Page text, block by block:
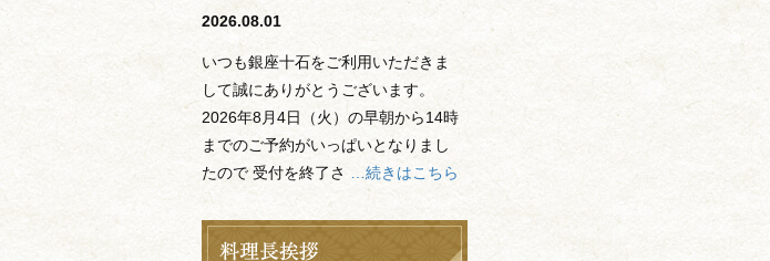
2026.08.01
いつも銀座十石をご利用いただきま
して誠にありがとうございます。
2026年8月4日（火）の早朝から14時
までのご予約がいっぱいとなりまし
たので 受付を終了さ
…続きはこちら